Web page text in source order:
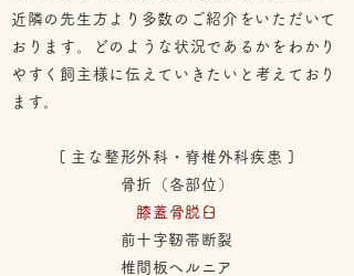
近隣の先生方より多数のご紹介をいただいて
おります。どのような状況であるかをわかり
やすく 飼主様に伝えていきたいと考えており
ます。
[ 主な整形外科・脊椎外科疾患 ]
骨折（各部位）
膝蓋骨脱臼
​前十字靭帯断裂
​椎間板ヘルニア